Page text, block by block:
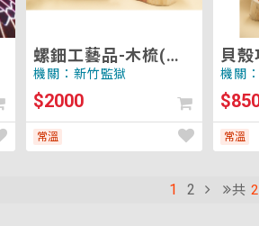
(小
螺鈿工藝品-木梳(小
把)
機關：新竹監獄
$2000
常溫
貝
機關
常溫
1 2 共